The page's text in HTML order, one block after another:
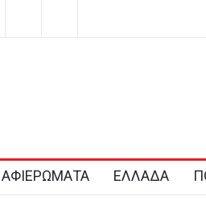
Σφοδρή επίθεση
του κόμματος
ΑΦΙΕΡΩΜΑΤΑ ΕΛΛΑΔΑ